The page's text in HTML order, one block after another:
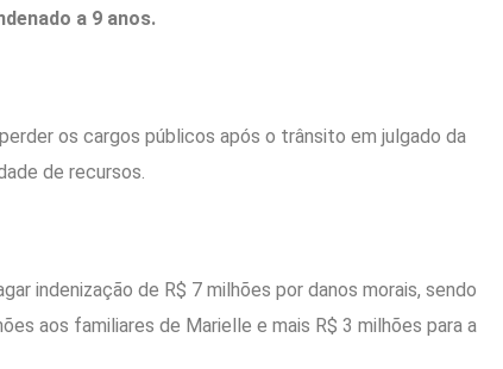
a 9 anos.
os cargos públicos após o trânsito em julgado da
de recursos.
indenização de R$ 7 milhões por danos morais, sendo
aos familiares de Marielle e mais R$ 3 milhões para a